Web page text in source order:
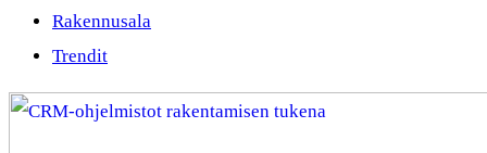
Rakennusala
Trendit